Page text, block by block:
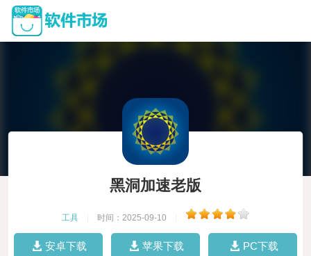
黑洞加速老版
工具 时间：2025-09-10
安卓下载 苹果下载 PC下载